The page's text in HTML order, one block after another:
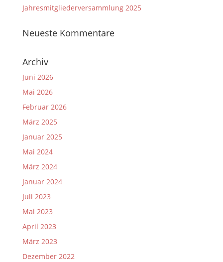
Jahresmitgliederversammlung 2025
Neueste Kommentare
Archiv
Juni 2026
Mai 2026
Februar 2026
März 2025
Januar 2025
Mai 2024
März 2024
Januar 2024
Juli 2023
Mai 2023
April 2023
März 2023
Dezember 2022